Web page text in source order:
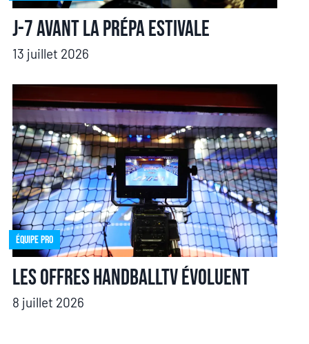
J-7 avant la prépa estivale
13 juillet 2026
Équipe pro
Les offres HandballTV évoluent
8 juillet 2026